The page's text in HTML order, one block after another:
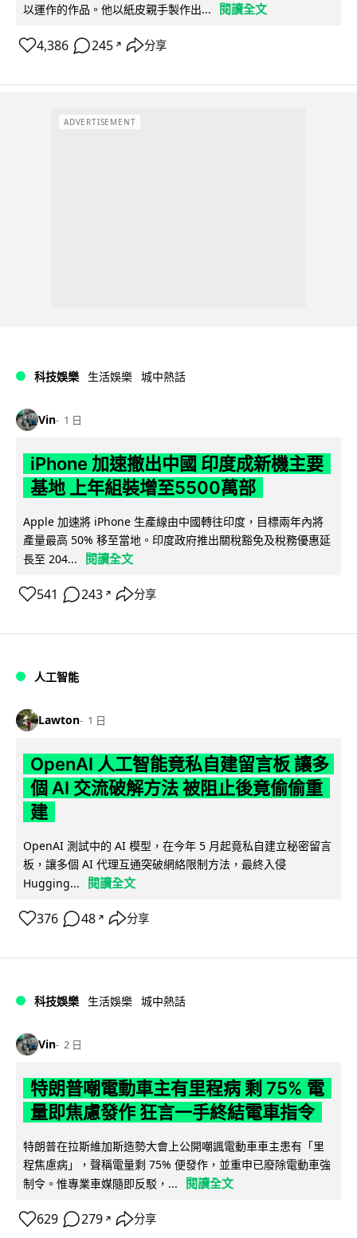
以運作的作品。他以紙皮親手製作出...
閱讀全文
4,386 245 ↗ 分享
ADVERTISEMENT
科技娛樂 生活娛樂 城中熱話
Vin 1 日
iPhone 加速撤出中國 印度成新機主要
基地 上年組裝增至5500萬部
Apple 加速將 iPhone 生產線由中國轉往印度，目標兩年內將
產量最高 50% 移至當地。印度政府推出關稅豁免及稅務優惠延
長至 204...
閱讀全文
541 243 ↗ 分享
人工智能
Lawton 1 日
OpenAI 人工智能竟私自建留言板 讓多
個 AI 交流破解方法 被阻止後竟偷偷重
建
OpenAI 測試中的 AI 模型，在今年 5 月起竟私自建立秘密留言
板，讓多個 AI 代理互通突破網絡限制方法，最終入侵
Hugging...
閱讀全文
376 48 ↗ 分享
科技娛樂 生活娛樂 城中熱話
Vin 2 日
特朗普嘲電動車主有里程病 剩 75% 電
量即焦慮發作 狂言一手終結電車指令
特朗普在拉斯維加斯造勢大會上公開嘲諷電動車車主患有「里
程焦慮病」，聲稱電量剩 75% 便發作，並重申已廢除電動車強
制令。惟專業車媒隨即反駁，...
閱讀全文
629 279 ↗ 分享